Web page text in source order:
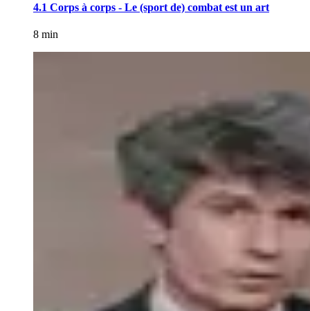
4.1 Corps à corps - Le (sport de) combat est un art
8 min